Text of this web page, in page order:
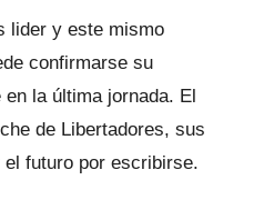
lider y este mismo
confirmarse su
la última jornada. El
de Libertadores, sus
futuro por escribirse.